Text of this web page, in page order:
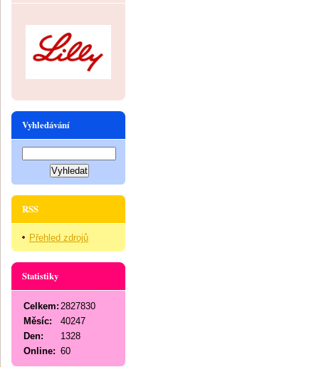
Vyhledávání
RSS
Přehled zdrojů
Statistiky
Online: 60
Celkem: 2827830
Měsíc:
40247
Den:
1328